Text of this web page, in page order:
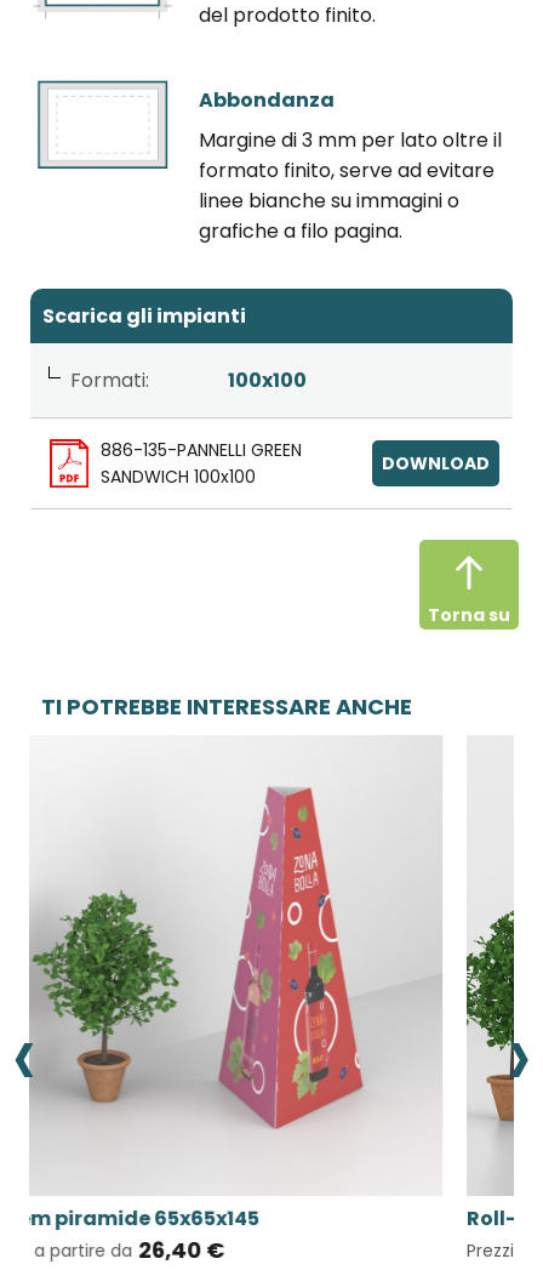
del prodotto finito.
Abbondanza
Margine di 3 mm per lato oltre il
formato finito, serve ad evitare
linee bianche su immagini o
grafiche a filo pagina.
Scarica gli impianti
Formati: 100x100
886-135-PANNELLI GREEN
SANDWICH 100x100
DOWNLOAD
Torna su
TI POTREBBE INTERESSARE ANCHE
Roll-up monofacciali (Classic/Deluxe)
Prezzi a partire da 34,00 €
‹ ›